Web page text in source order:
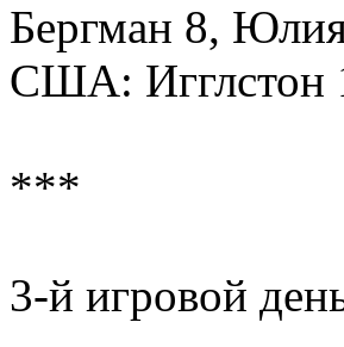
Бергман 8,
США: Игглстон
***
3-й игровой